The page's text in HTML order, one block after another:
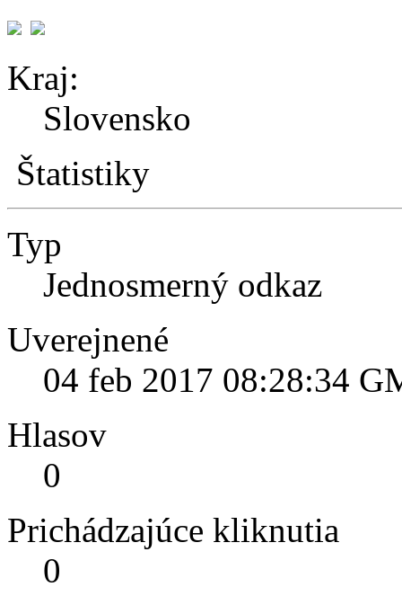
Kraj:
Slovensko
Štatistiky
Typ
Jednosmerný odkaz
Uverejnené
04 feb 2017 08:28:34
Hlasov
0
Prichádzajúce kliknutia
0